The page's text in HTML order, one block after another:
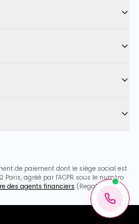
de paiement dont le siège social est
agréé par l'ACPR sous le numéro
des agents financiers (Regafi)